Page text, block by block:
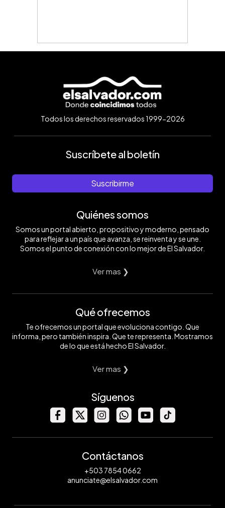
Todos los derechos reservados 1999-2026
Suscríbete al boletín
Suscribirme
Quiénes somos
Somos un portal abierto, propositivo y moderno, pensado
para reflejar a un país que avanza, se reinventa y se une.
Somos el punto de conexión con lo mejor de El Salvador.
Ver mas ❯
Qué ofrecemos
Te ofrecemos un portal que evoluciona contigo. Que
informa, pero también inspira. Que te representa. Mostramos
de lo que está hecho El Salvador.
Ver mas ❯
Síguenos
Contáctanos
+503 7854 0662
anunciate@elsalvador.com